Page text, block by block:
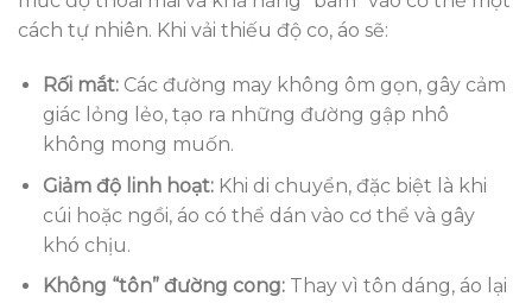
cách tự nhiên. Khi vải thiếu độ co, áo sẽ:
Rối mắt:Các đường may không ôm gọn, gây cảm
giác lỏng lẻo, tạo ra những đường gập nhô
không mong muốn.
Giảm độ linh hoạt:Khi di chuyển, đặc biệt là khi
cúi hoặc ngồi, áo có thể dán vào cơ thể và gây
khó chịu.
Không “tôn” đường cong:Thay vì tôn dáng, áo lại